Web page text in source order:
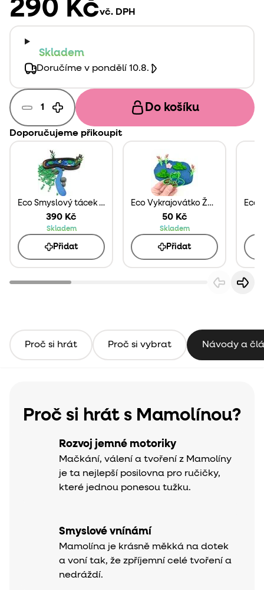
290 Kčvč. DPH
Skladem
Doručíme v pondělí 10.8.
Do košíku
Doporučujeme přikoupit
Eco Smyslový tácek Rybníček
390 Kč
Skladem
Přidat
Eco Vykrajovátko Žabička
50 Kč
Skladem
Přidat
Proč si hrát Proč si vybrat Návody a
Proč si hrát s Mamolínou?
Rozvoj jemné motoriky
Mačkání, válení a tvoření z Mamolíny
je ta nejlepší posilovna pro ručičky,
které jednou ponesou tužku.
Smyslové vnínámí
Mamolína je krásně měkká na dotek
a voní tak, že zpříjemní celé tvoření a
nedráždí.